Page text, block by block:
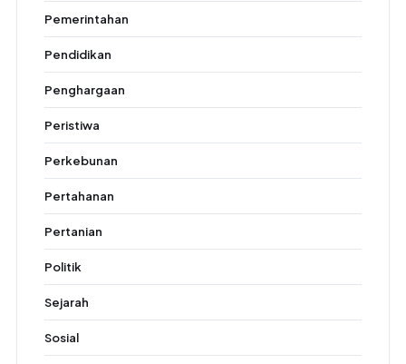
Pemerintahan
Pendidikan
Penghargaan
Peristiwa
Perkebunan
Pertahanan
Pertanian
Politik
Sejarah
Sosial